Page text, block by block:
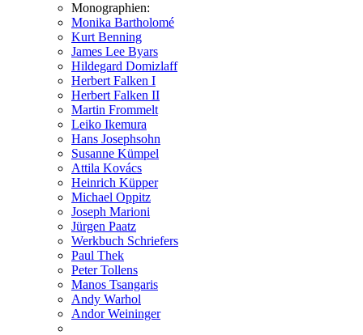
Monographien:
Monika Bartholomé
Kurt Benning
James Lee Byars
Hildegard Domizlaff
Herbert Falken I
Herbert Falken II
Martin Frommelt
Leiko Ikemura
Hans Josephsohn
Susanne Kümpel
Attila Kovács
Heinrich Küpper
Michael Oppitz
Joseph Marioni
Jürgen Paatz
Werkbuch Schriefers
Paul Thek
Peter Tollens
Manos Tsangaris
Andy Warhol
Andor Weininger